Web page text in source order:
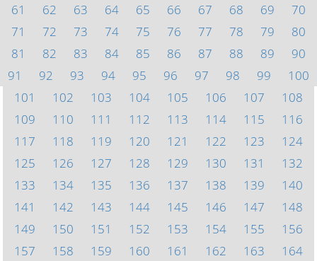
61
62 63 64 65 66 67 68 69
70
71
72 73 74 75 76 77 78 79
80
81
82 83 84 85 86 87 88 89
90
91
92 93 94 95 96 97 98 99
100
101
102 103 104 105 106 107
108
109
110 111 112 113 114 115
116
117
118 119 120 121 122 123
124
125
126 127 128 129 130 131
132
133
134 135 136 137 138 139
140
141
142 143 144 145 146 147
148
149
150 151 152 153 154 155
156
157
158 159 160 161 162 163
164